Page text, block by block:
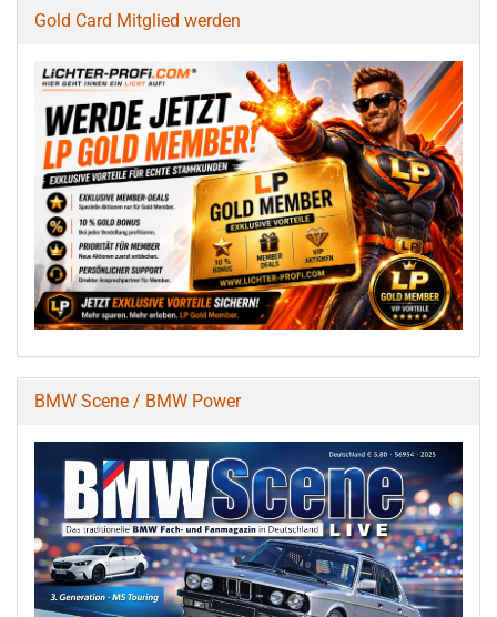
Gold Card Mitglied werden
BMW Scene / BMW Power